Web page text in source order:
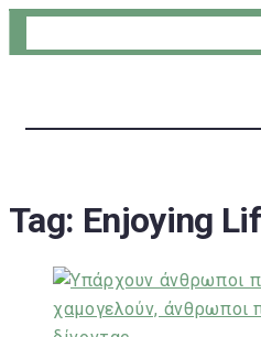
Tag: Enjoying